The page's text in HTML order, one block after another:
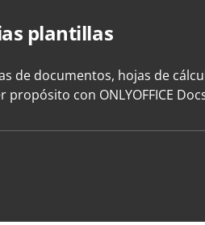
plantillas
de documentos, hojas de
con ONLYOFFICE